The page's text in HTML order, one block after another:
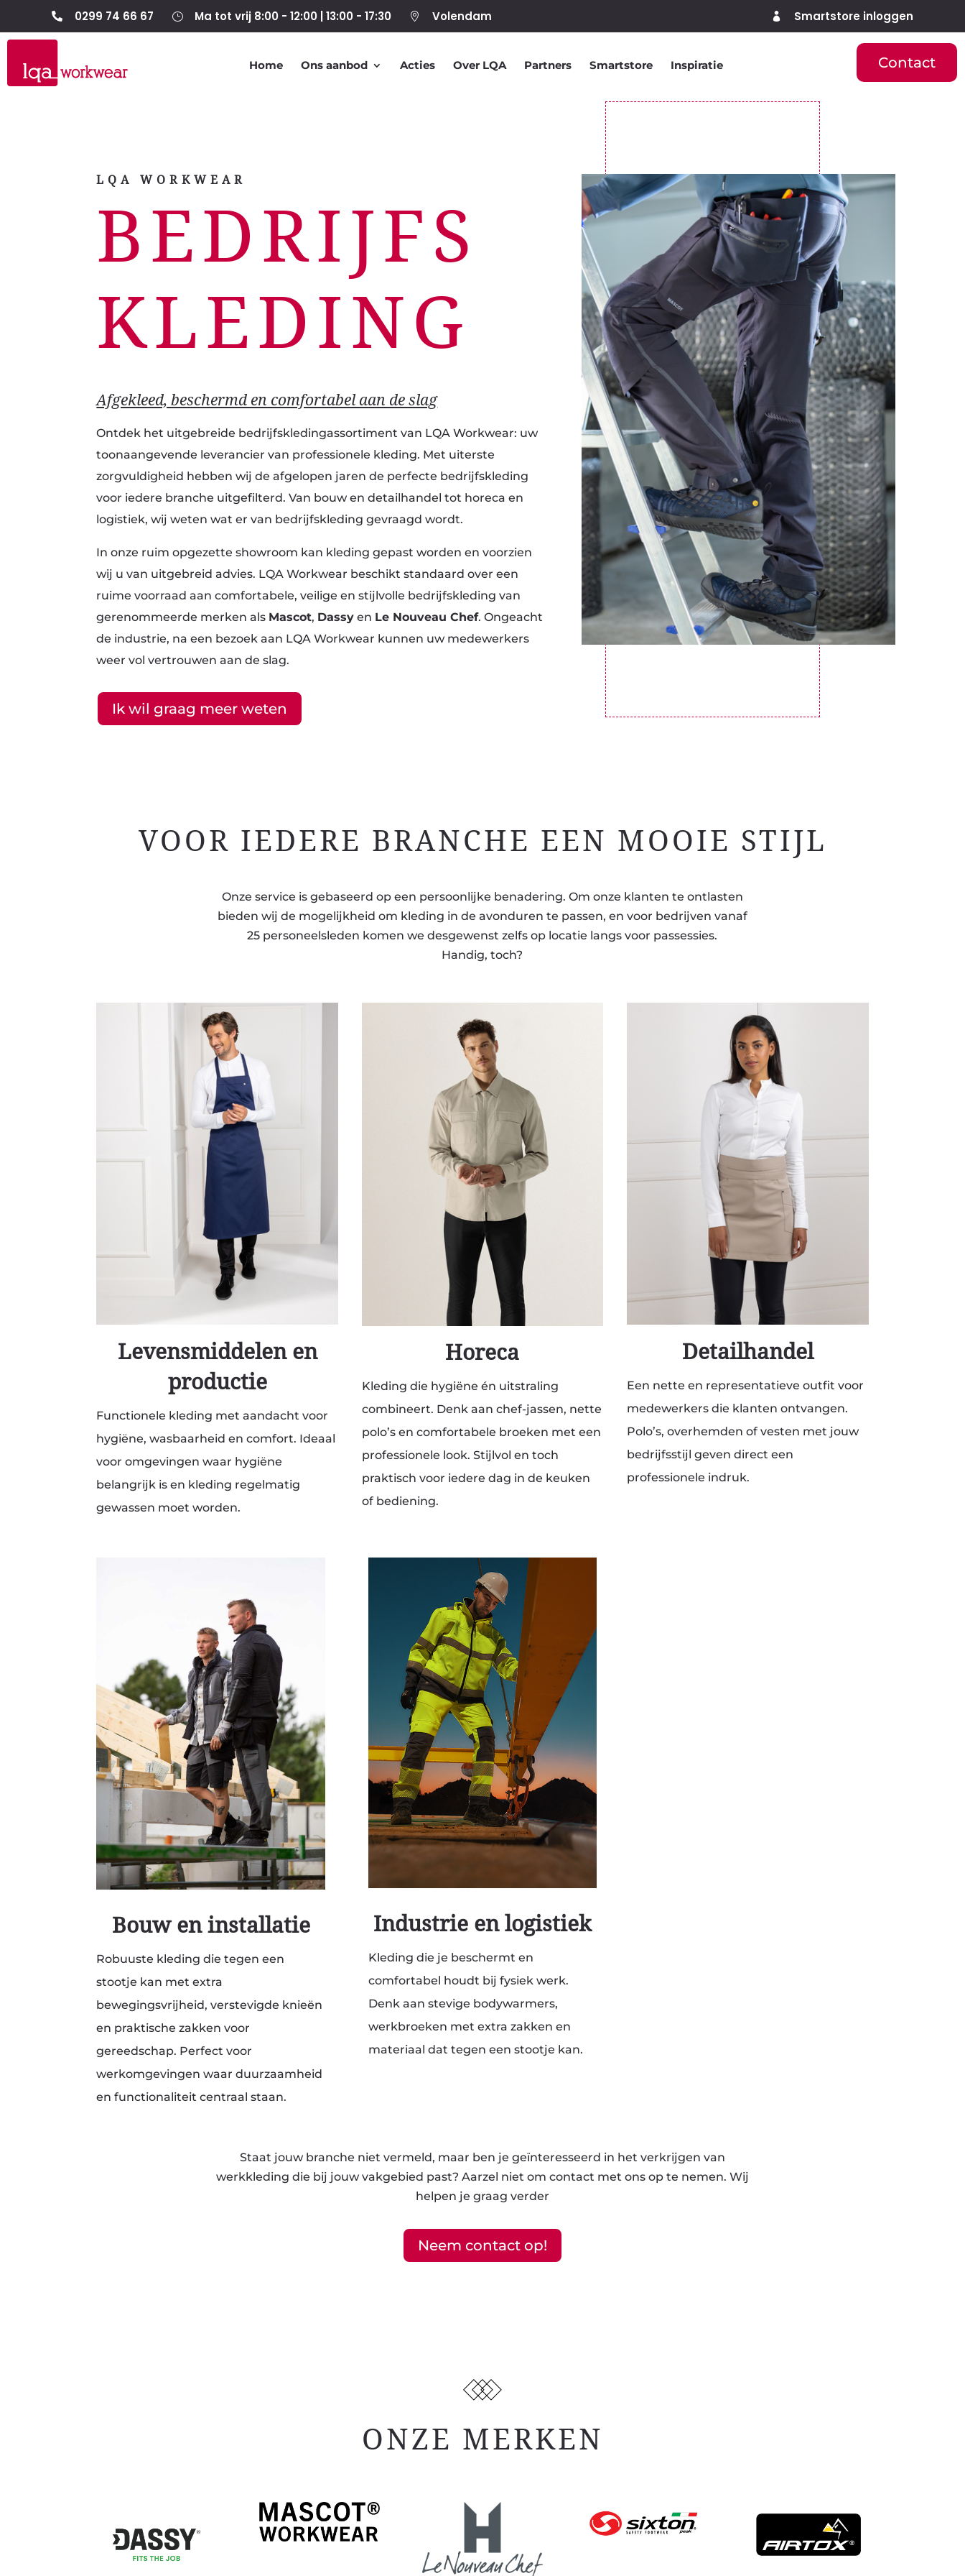
 0299 74 66 67 } Ma tot vrij 8:00 - 12:00 | 13:00 - 17:30  Volendam  Smartstore inloggen
Home Ons aanbod Acties Over LQA Partners Smartstore Inspiratie Contact
LQA WORKWEAR
BEDRIJFS
KLEDING
Afgekleed, beschermd en comfortabel aan de slag
Ontdek het uitgebreide bedrijfskledingassortiment van LQA Workwear: uw
toonaangevende leverancier van professionele kleding. Met uiterste
zorgvuldigheid hebben wij de afgelopen jaren de perfecte bedrijfskleding
voor iedere branche uitgefilterd. Van bouw en detailhandel tot horeca en
logistiek, wij weten wat er van bedrijfskleding gevraagd wordt.
In onze ruim opgezette showroom kan kleding gepast worden en voorzien
wij u van uitgebreid advies. LQA Workwear beschikt standaard over een
ruime voorraad aan comfortabele, veilige en stijlvolle bedrijfskleding van
gerenommeerde merken als Mascot, Dassy en Le Nouveau Chef. Ongeacht
de industrie, na een bezoek aan LQA Workwear kunnen uw medewerkers
weer vol vertrouwen aan de slag.
Ik wil graag meer weten
VOOR IEDERE BRANCHE EEN MOOIE STIJL
Onze service is gebaseerd op een persoonlijke benadering. Om onze klanten te ontlasten
bieden wij de mogelijkheid om kleding in de avonduren te passen, en voor bedrijven vanaf
25 personeelsleden komen we desgewenst zelfs op locatie langs voor passessies.
Handig, toch?
Levensmiddelen en
productie
Functionele kleding met aandacht voor
hygiëne, wasbaarheid en comfort. Ideaal
voor omgevingen waar hygiëne
belangrijk is en kleding regelmatig
gewassen moet worden.
Horeca
Kleding die hygiëne én uitstraling
combineert. Denk aan chef-jassen, nette
polo’s en comfortabele broeken met een
professionele look. Stijlvol en toch
praktisch voor iedere dag in de keuken
of bediening.
Detailhandel
Een nette en representatieve outfit voor
medewerkers die klanten ontvangen.
Polo’s, overhemden of vesten met jouw
bedrijfsstijl geven direct een
professionele indruk.
Bouw en installatie
Robuuste kleding die tegen een
stootje kan met extra
bewegingsvrijheid, verstevigde knieën
en praktische zakken voor
gereedschap. Perfect voor
werkomgevingen waar duurzaamheid
en functionaliteit centraal staan.
Industrie en logistiek
Kleding die je beschermt en
comfortabel houdt bij fysiek werk.
Denk aan stevige bodywarmers,
werkbroeken met extra zakken en
materiaal dat tegen een stootje kan.
Staat jouw branche niet vermeld, maar ben je geïnteresseerd in het verkrijgen van
werkkleding die bij jouw vakgebied past? Aarzel niet om contact met ons op te nemen. Wij
helpen je graag verder
Neem contact op!
ONZE MERKEN